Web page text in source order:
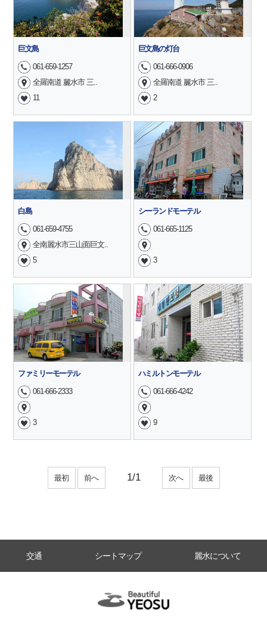
巨文島
061-659-1257
全羅南道 麗水市 三..
11
巨文島の灯台
061-666-0906
全羅南道 麗水市 三..
2
白島
061-659-4755
全南麗水市三山面巨文..
5
シーランドモーテル
061-665-1125
3
ファミリーモーテル
061-666-2333
3
ハミルトンモーテル
061-666-4242
9
最初 前へ 次へ 最後
交通 シートマップ 麗水について
Beautiful YEOSU